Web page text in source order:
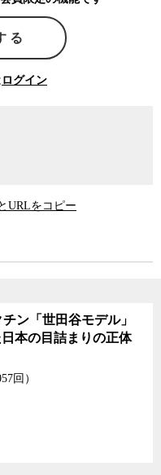
まったわけではない。しか
、薬害被害者団体の代表を
ぐるここまでの経緯は、日
科学的に証明されていない
く被害者たちが救済される
厚生労働省の正面玄関脇に
れたが、その中には今月、
れていた。
としての役割を担うことの
花井氏を始めとする薬害の
の当事者にはしたくないと
言う。
クチンの定期接種は2013
止になった。しかし、原因
まなかった。医療機関から
る
ログイン
URLをコピー
ン「世田谷モデル」
本の目詰まりの正体
回）